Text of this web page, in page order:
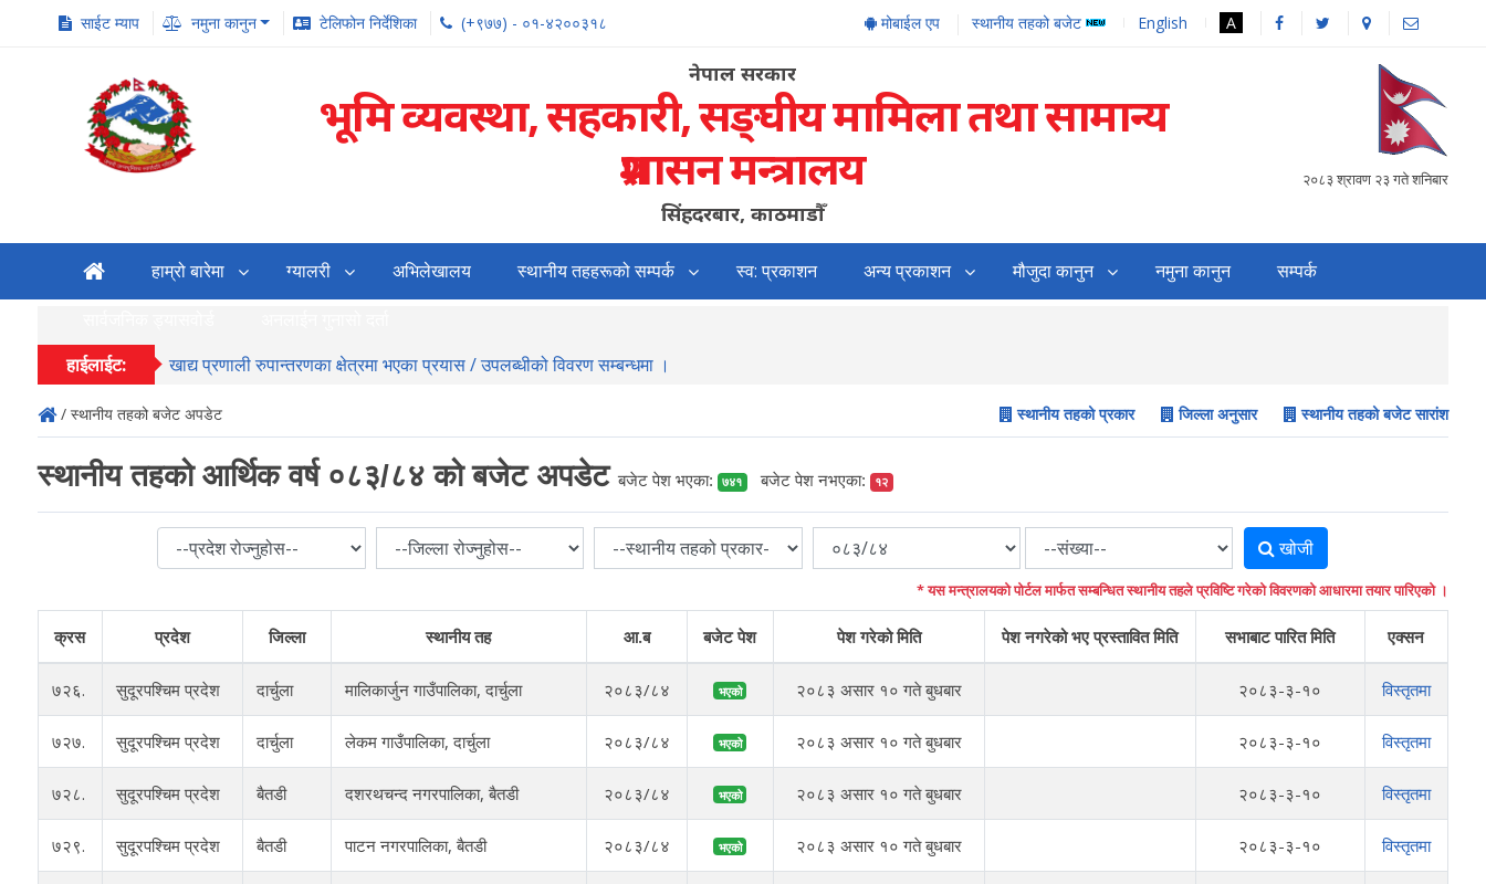
साईट म्याप नमुना कानुन टेलिफोन निर्देशिका (+९७७) - ०१-४२००३१८ मोबाईल एप स्थानीय तहको बजेट English A
नेपाल सरकार
भूमि व्यवस्था, सहकारी, सङ्‍घीय मामिला तथा सामान्य
प्रशासन मन्त्रालय
सिंहदरबार, काठमाडौँ
२०८३ श्रावण २३ गते शनिबार
हाम्रो बारेमा ग्यालरी अभिलेखालय स्थानीय तहहरूको सम्पर्क स्व: प्रकाशन अन्य प्रकाशन मौजुदा कानुन नमुना कानुन सम्पर्क
हाईलाईट: खाद्य प्रणाली रुपान्तरणका क्षेत्रमा भएका प्रयास / उपलब्धीको विवरण सम्बन्धमा ।
/ स्थानीय तहको बजेट अपडेट स्थानीय तहको बजेट सारांश
जिल्ला अनुसार
स्थानीय तहको प्रकार
स्थानीय तहको आर्थिक वर्ष ०८३/८४ को बजेट अपडेटबजेट पेश भएका: ७४१ बजेट पेश नभएका: १२
खोजी
* यस मन्त्रालयको पोर्टल मार्फत सम्बन्धित स्थानीय तहले प्रविष्टि गरेको विवरणको आधारमा तयार पारिएको ।
क्रस प्रदेश जिल्ला स्थानीय तह आ.ब बजेट पेश पेश गरेको मिति पेश नगरेको भए प्रस्तावित मिति सभाबाट पारित मिति एक्सन
७२६. सुदूरपश्चिम प्रदेश दार्चुला मालिकार्जुन गाउँपालिका, दार्चुला २०८३/८४ भएको २०८३ असार १० गते बुधबार २०८३-३-१० विस्तृतमा
७२७. सुदूरपश्चिम प्रदेश दार्चुला लेकम गाउँपालिका, दार्चुला २०८३/८४ भएको २०८३ असार १० गते बुधबार २०८३-३-१० विस्तृतमा
७२८. सुदूरपश्चिम प्रदेश बैतडी दशरथचन्द नगरपालिका, बैतडी २०८३/८४ भएको २०८३ असार १० गते बुधबार २०८३-३-१० विस्तृतमा
७२९. सुदूरपश्चिम प्रदेश बैतडी पाटन नगरपालिका, बैतडी २०८३/८४ भएको २०८३ असार १० गते बुधबार २०८३-३-१० विस्तृतमा